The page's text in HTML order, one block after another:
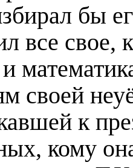
бы
все свое,
своей
к
кому